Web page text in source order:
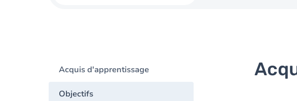
Acquis d'apprentissage
Objectifs